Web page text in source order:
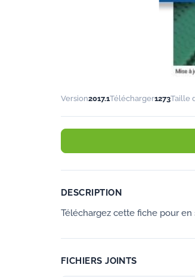
Version2017.1Télécharger1273Taille
DESCRIPTION
Téléchargez cette fiche pour en
FICHIERS JOINTS